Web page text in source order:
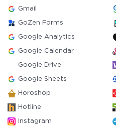
Gmail
GoZen Forms
Google Analytics
Google Calendar
Google Drive
Google Sheets
Horoshop
Hotline
Instagram